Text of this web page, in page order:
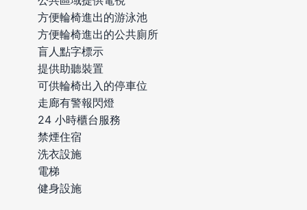
方便輪椅進出的游泳池
方便輪椅進出的公共廁所
盲人點字標示
提供助聽裝置
可供輪椅出入的停車位
走廊有警報閃燈
24 小時櫃台服務
禁煙住宿
洗衣設施
電梯
健身設施